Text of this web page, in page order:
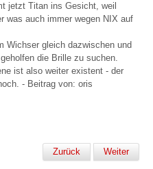
jetzt Titan ins Gesicht, weil
was auch immer wegen NIX auf
Wichser gleich dazwischen und
die Brille zu suchen.
ist also weiter existent - der
- Beitrag von: oris
Zurück Weiter